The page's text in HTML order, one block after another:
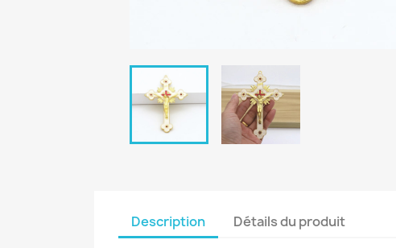
Description Détails du produit